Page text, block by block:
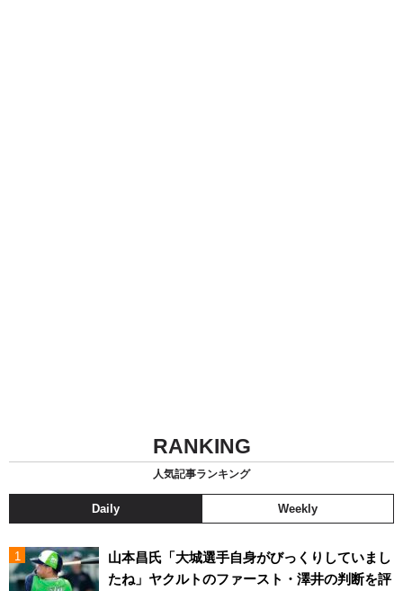
RANKING
人気記事ランキング
Daily Weekly
山本昌氏「大城選手自身がびっくりしていまし
たね」ヤクルトのファースト・澤井の判断を評